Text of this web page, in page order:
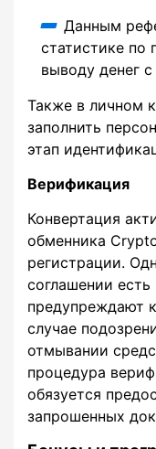
Данным
статистике по
выводу денег с
Также в личном
заполнить
этап
Верификация
Конвертация
обменника
регистрации.
соглашении есть
предупреждают
случае
отмывании
процедура
обязуется
запрошенных